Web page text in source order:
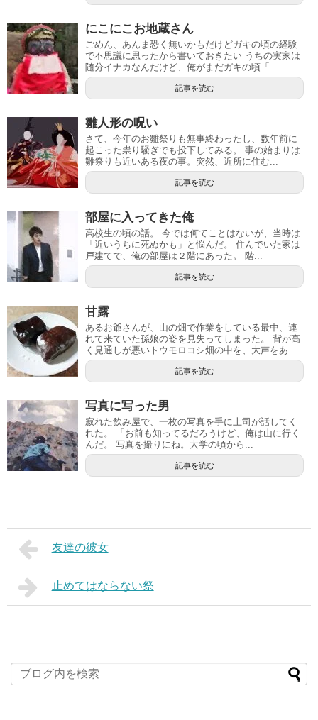
にこにこお地蔵さん
ごめん、あんま恐く無いかもだけどガキの頃の経験
で不思議に思ったから書いておきたい うちの実家は
随分イナカなんだけど、俺がまだガキの頃「...
記事を読む
雛人形の呪い
さて、今年のお雛祭りも無事終わったし、数年前に
起こった祟り騒ぎでも投下してみる。 事の始まりは
雛祭りも近いある夜の事。突然、近所に住む...
記事を読む
部屋に入ってきた俺
高校生の頃の話。 今では何てことはないが、当時は
「近いうちに死ぬかも」と悩んだ。 住んでいた家は
戸建てで、俺の部屋は２階にあった。 階...
記事を読む
甘露
あるお爺さんが、山の畑で作業をしている最中、連
れて来ていた孫娘の姿を見失ってしまった。 背が高
く見通しが悪いトウモロコシ畑の中を、大声をあ...
記事を読む
写真に写った男
寂れた飲み屋で、一枚の写真を手に上司が話してく
れた。 「お前も知ってるだろうけど、俺は山に行く
んだ。 写真を撮りにね。大学の頃から...
記事を読む
友達の彼女
止めてはならない祭